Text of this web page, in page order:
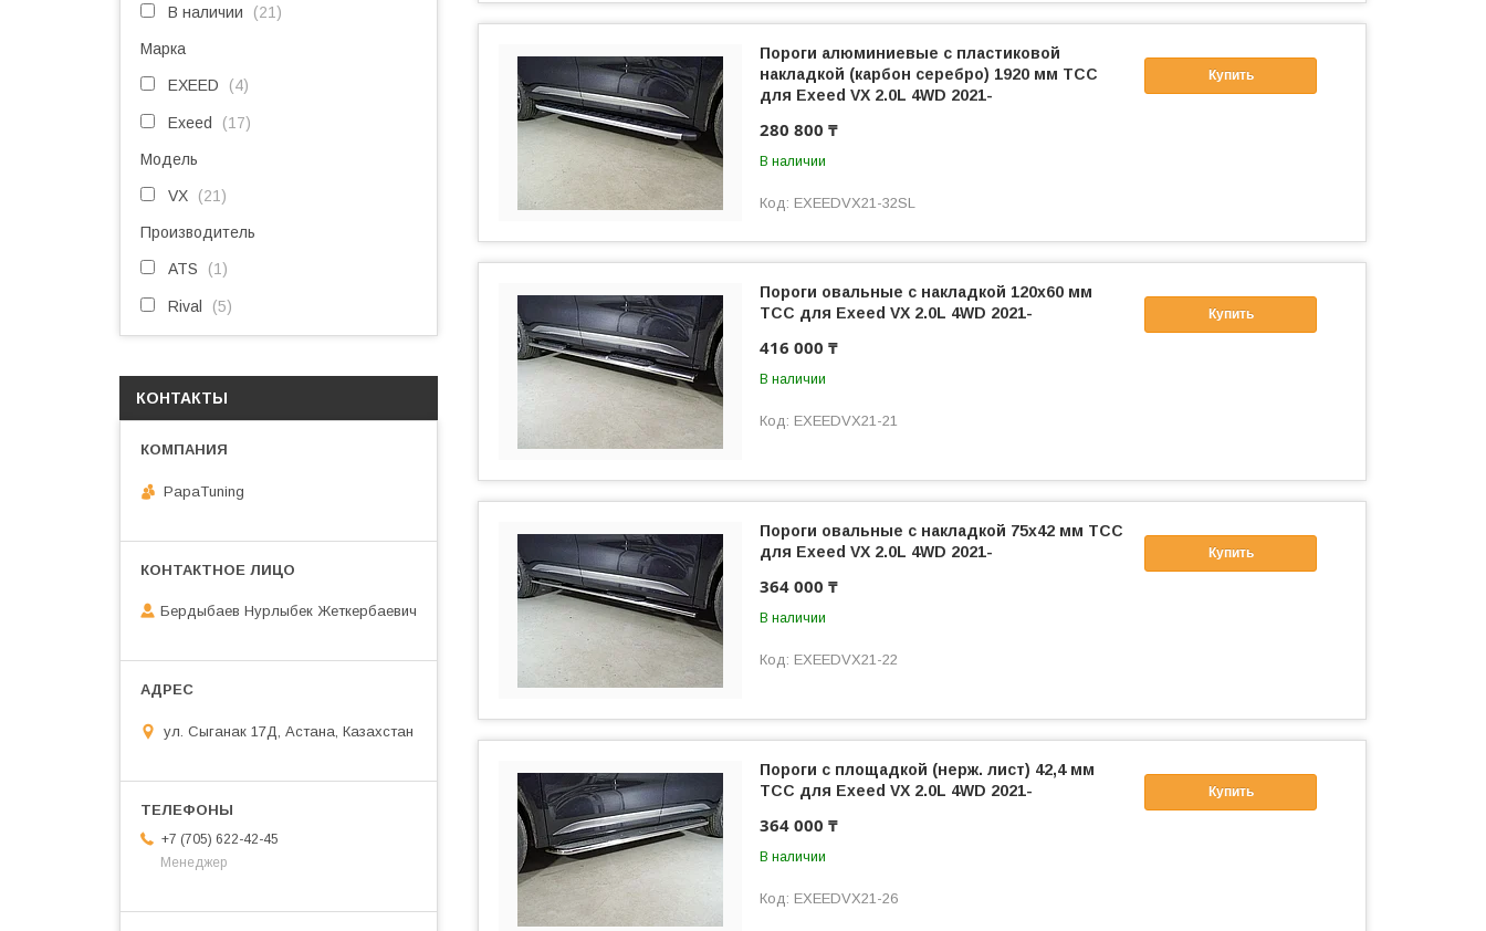
Купить
Пороги алюминиевые с пластиковой
накладкой (карбон серебро) 1920 мм ТСС
для Exeed VX 2.0L 4WD 2021-
280 800 ₸
В наличии
EXEEDVX21-32SL
Купить
Пороги овальные с накладкой 120х60 мм
ТСС для Exeed VX 2.0L 4WD 2021-
416 000 ₸
В наличии
EXEEDVX21-21
Купить
Пороги овальные с накладкой 75х42 мм ТСС
для Exeed VX 2.0L 4WD 2021-
364 000 ₸
В наличии
EXEEDVX21-22
Купить
Пороги с площадкой (нерж. лист) 42,4 мм
ТСС для Exeed VX 2.0L 4WD 2021-
364 000 ₸
В наличии
EXEEDVX21-26
В наличии 21
Марка
EXEED 4
Exeed 17
Модель
VX 21
Производитель
ATS 1
Rival 5
КОНТАКТЫ
PapaTuning
Бердыбаев Нурлыбек Жеткербаевич
ул. Сыганак 17Д, Астана, Казахстан
+7 (705) 622-42-45
Менеджер